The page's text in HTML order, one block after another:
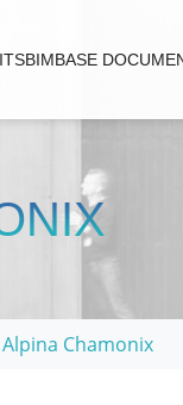
BIMBASE
Chamonix